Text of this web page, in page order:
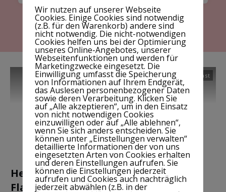
Home | Archives: Podcast
Podcast
Herzlich Willkommen beim Schreib-
Flausch
Wir nutzen auf unserer Webseite
Cookies. Einige Cookies sind notwendig
(z.B. für den Warenkorb) andere sind
nicht notwendig. Die nicht-notwendigen
Cookies helfen uns bei der Optimierung
unseres Online-Angebotes, unserer
Webseitenfunktionen und werden für
Marketingzwecke eingesetzt. Die
Einwilligung umfasst die Speicherung
von Informationen auf Ihrem Endgerät,
das Auslesen personenbezogener Daten
sowie deren Verarbeitung. Klicken Sie
auf „Alle akzeptieren“, um in den Einsatz
von nicht notwendigen Cookies
einzuwilligen oder auf „Alle ablehnen“,
wenn Sie sich anders entscheiden. Sie
können unter „Einstellungen verwalten“
detaillierte Informationen der von uns
eingesetzten Arten von Cookies erhalten
und deren Einstellungen aufrufen. Sie
können die Einstellungen jederzeit
aufrufen und Cookies auch nachträglich
jederzeit abwählen (z.B. in der